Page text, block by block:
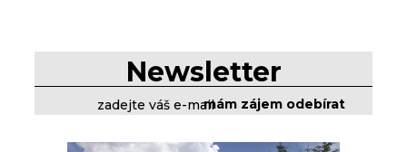
Newsletter